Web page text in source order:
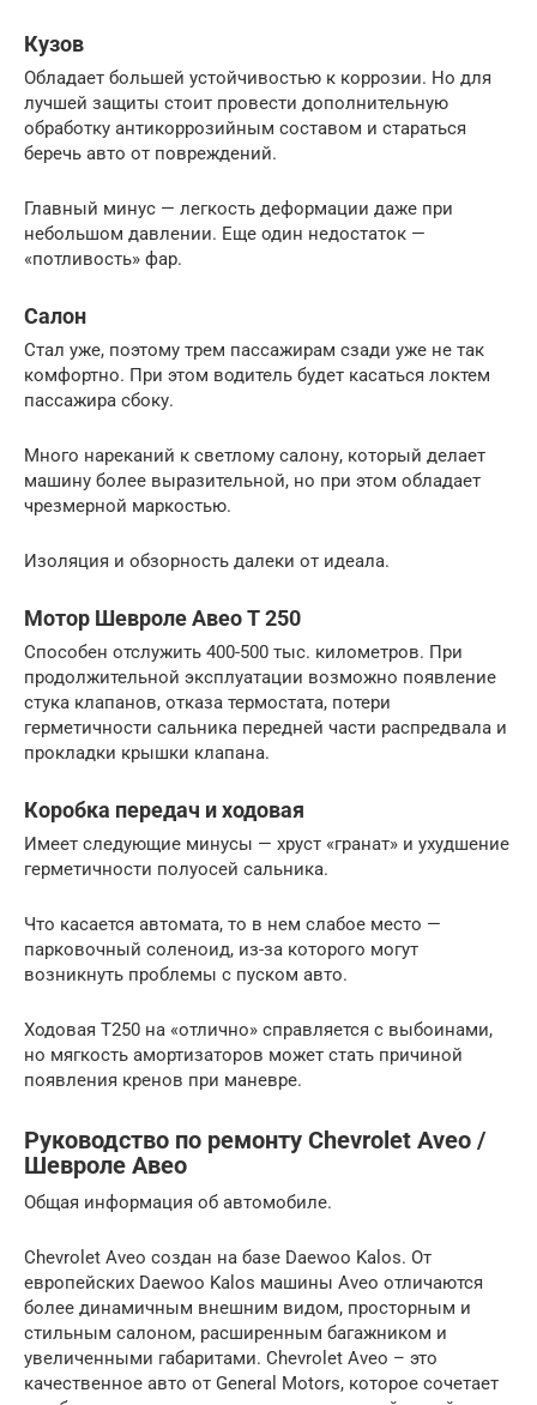
Кузов
Обладает большей устойчивостью к коррозии. Но для
лучшей защиты стоит провести дополнительную
обработку антикоррозийным составом и стараться
беречь авто от повреждений.
Главный минус — легкость деформации даже при
небольшом давлении. Еще один недостаток —
«потливость» фар.
Салон
Стал уже, поэтому трем пассажирам сзади уже не так
комфортно. При этом водитель будет касаться локтем
пассажира сбоку.
Много нареканий к светлому салону, который делает
машину более выразительной, но при этом обладает
чрезмерной маркостью.
Изоляция и обзорность далеки от идеала.
Мотор Шевроле Авео Т 250
Способен отслужить 400-500 тыс. километров. При
продолжительной эксплуатации возможно появление
стука клапанов, отказа термостата, потери
герметичности сальника передней части распредвала и
прокладки крышки клапана.
Коробка передач и ходовая
Имеет следующие минусы — хруст «гранат» и ухудшение
герметичности полуосей сальника.
Что касается автомата, то в нем слабое место —
парковочный соленоид, из-за которого могут
возникнуть проблемы с пуском авто.
Ходовая Т250 на «отлично» справляется с выбоинами,
но мягкость амортизаторов может стать причиной
появления кренов при маневре.
Руководство по ремонту Chevrolet Aveo /
Шевроле Авео
Общая информация об автомобиле.
Chevrolet Aveo создан на базе Daewoo Kalos. От
европейских Daewoo Kalos машины Aveo отличаются
более динамичным внешним видом, просторным и
стильным салоном, расширенным багажником и
увеличенными габаритами. Chevrolet Aveo – это
качественное авто от General Motors, которое сочетает